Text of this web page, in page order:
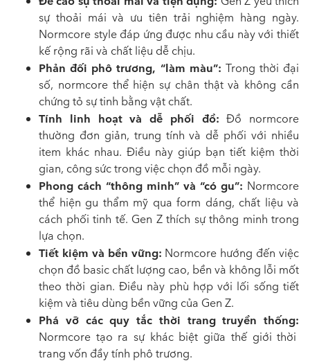
sự thoải mái và ưu tiên trải nghiệm hàng ngày.
Normcore style đáp ứng được nhu cầu này với thiết
kế rộng rãi và chất liệu dễ chịu.
Phản đối phô trương, “làm màu”: Trong thời đại
số, normcore thể hiện sự chân thật và không cần
chứng tỏ sự tinh bằng vật chất.
Tính linh hoạt và dễ phối đồ: Đồ normcore
thường đơn giản, trung tính và dễ phối với nhiều
item khác nhau. Điều này giúp bạn tiết kiệm thời
gian, công sức trong việc chọn đồ mỗi ngày.
Phong cách “thông minh” và “có gu”: Normcore
thể hiện gu thẩm mỹ qua form dáng, chất liệu và
cách phối tinh tế. Gen Z thích sự thông minh trong
lựa chọn.
Tiết kiệm và bền vững: Normcore hướng đến việc
chọn đồ basic chất lượng cao, bền và không lỗi mốt
theo thời gian. Điều này phù hợp với lối sống tiết
kiệm và tiêu dùng bền vững của Gen Z.
Phá vỡ các quy tắc thời trang truyền thống:
Normcore tạo ra sự khác biệt giữa thế giới thời
trang vốn đầy tính phô trương.